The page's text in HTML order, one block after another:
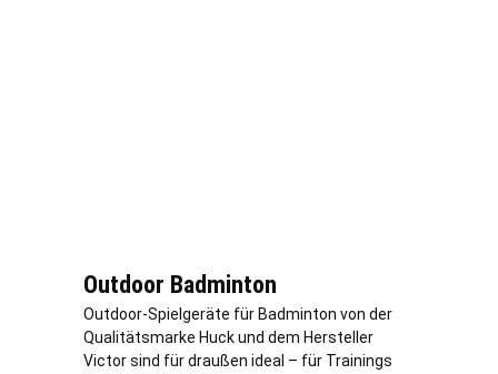
Outdoor Badminton
Outdoor-Spielgeräte für Badminton von der
Qualitätsmarke Huck und dem Hersteller
Victor sind für draußen ideal – für Trainings